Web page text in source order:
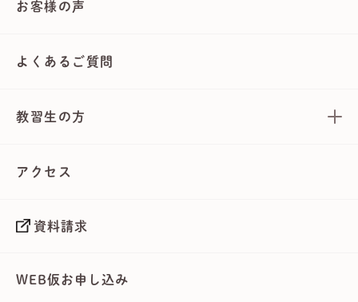
お客様の声
よくあるご質問
教習生の方
アクセス
資料請求
WEB仮お申し込み